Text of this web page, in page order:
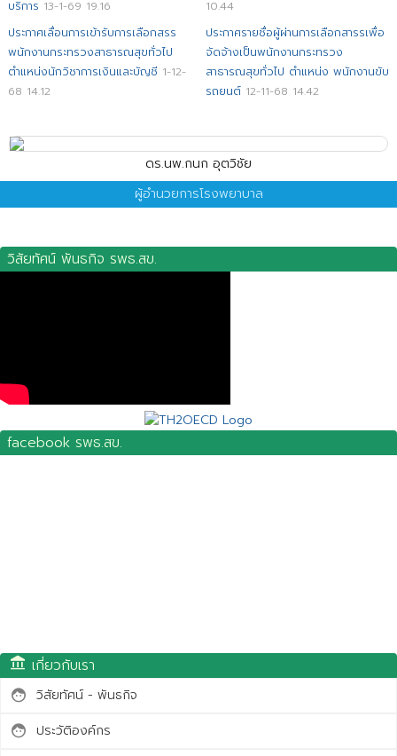
บริการ 13-1-69 19.16
10.44
ประกาศเลื่อนการเข้ารับการเลือกสรร
พนักงานกระทรวงสาธารณสุขทั่วไป
ตำแหน่งนักวิชาการเงินและบัญชี 1-12-
68 14.12
ประกาศรายชื่อผู้ผ่านการเลือกสารรเพื่อ
จัดจ้างเป็นพนักงานกระทรวง
สาธารณสุขทั่วไป ตำแหน่ง พนักงานขับ
รถยนต์ 12-11-68 14.42
ดร.นพ.กนก อุตวิชัย
ผู้อำนวยการโรงพยาบาล
วิสัยทัศน์ พันธกิจ รพธ.สข.
facebook รพธ.สข.
account_balance เกี่ยวกับเรา
face วิสัยทัศน์ - พันธกิจ
face ประวัติองค์กร